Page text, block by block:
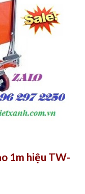
1m hiệu TW-